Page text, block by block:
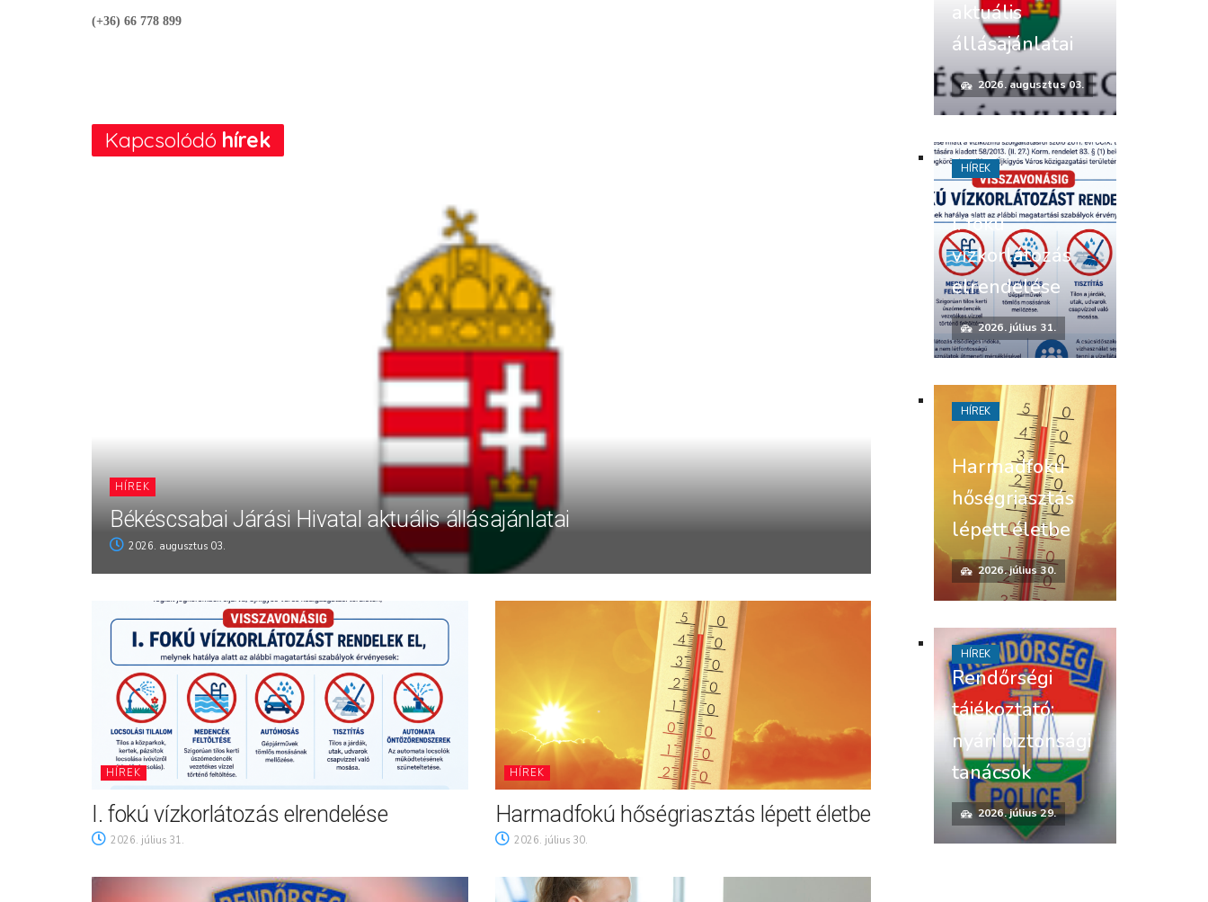
(+36) 66 778 899
Kapcsolódó hírek
HÍREK
Békéscsabai Járási Hivatal aktuális állásajánlatai
2026. augusztus 03.
HÍREK
I. fokú vízkorlátozás elrendelése
2026. július 31.
HÍREK
Harmadfokú hőségriasztás lépett életbe
2026. július 30.
aktuális
állásajánlatai
2026. augusztus 03.
I. fokú
vízkorlátozás
elrendelése
2026. július 31.
HÍREK
Harmadfokú
hőségriasztás
lépett életbe
2026. július 30.
HÍREK
Rendőrségi
tájékoztató:
nyári biztonsági
tanácsok
2026. július 29.
HÍREK